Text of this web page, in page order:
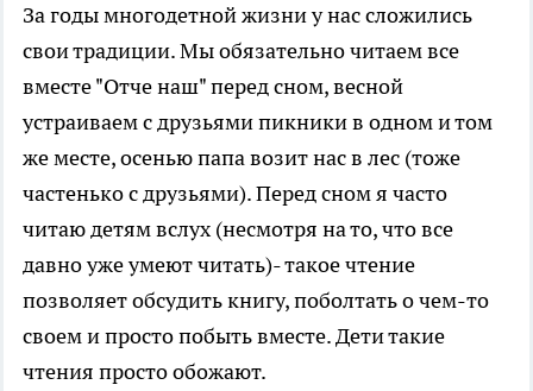
За годы многодетной жизни у нас сложились
свои традиции. Мы обязательно читаем все
вместе "Отче наш" перед сном, весной
устраиваем с друзьями пикники в одном и том
же месте, осенью папа возит нас в лес (тоже
частенько с друзьями). Перед сном я часто
читаю детям вслух (несмотря на то, что все
давно уже умеют читать)- такое чтение
позволяет обсудить книгу, поболтать о чем-то
своем и просто побыть вместе. Дети такие
чтения просто обожают.